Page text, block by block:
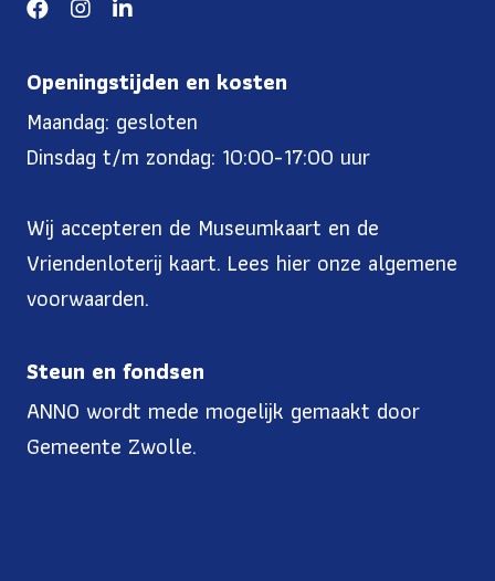
Openingstijden en kosten
Maandag: gesloten
Dinsdag t/m zondag: 10:00-17:00 uur
Wij accepteren de Museumkaart en de
Vriendenloterij kaart. Lees hier onze algemene
voorwaarden.
Steun en fondsen
ANNO wordt mede mogelijk gemaakt door
Gemeente Zwolle.